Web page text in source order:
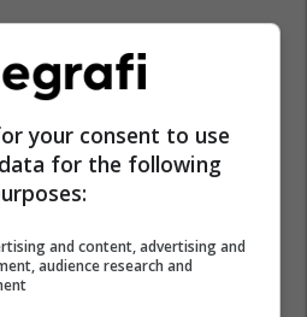
your consent to use
for the following
and content, advertising and
audience research and